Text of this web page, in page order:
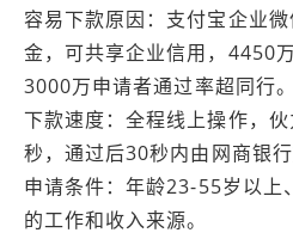
容易下款原因：支付宝企业
金，可共享企业信用，4450
3000万申请者通过率超同行。
下款速度：全程线上操作，
秒，通过后30秒内由网商银行
申请条件：年龄23-55岁以上
的工作和收入来源。